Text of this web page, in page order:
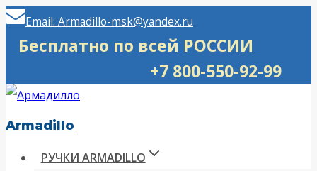
Перейти
Email: Armadillo-msk@yandex.ru
Бесплатно по всей РОССИИ
+7 800-550-92-99
Armadillo
РУЧКИ ARMADILLO